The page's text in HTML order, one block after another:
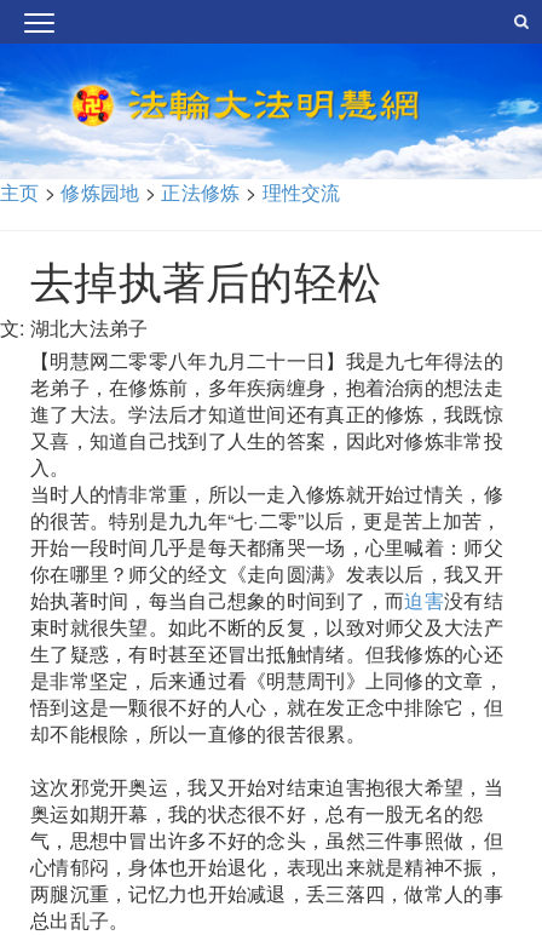
主页 >修炼园地 > 正法修炼 > 理性交流
去掉执著后的轻松
文: 湖北大法弟子
【明慧网二零零八年九月二十一日】我是九七年得法的
老弟子，在修炼前，多年疾病缠身，抱着治病的想法走
進了大法。学法后才知道世间还有真正的修炼，我既惊
又喜，知道自己找到了人生的答案，因此对修炼非常投
入。
当时人的情非常重，所以一走入修炼就开始过情关，修
的很苦。特别是九九年“七·二零”以后，更是苦上加苦，
开始一段时间几乎是每天都痛哭一场，心里喊着：师父
你在哪里？师父的经文《走向圆满》发表以后，我又开
始执著时间，每当自己想象的时间到了，而迫害没有结
束时就很失望。如此不断的反复，以致对师父及大法产
生了疑惑，有时甚至还冒出抵触情绪。但我修炼的心还
是非常坚定，后来通过看《明慧周刊》上同修的文章，
悟到这是一颗很不好的人心，就在发正念中排除它，但
却不能根除，所以一直修的很苦很累。
这次邪党开奥运，我又开始对结束迫害抱很大希望，当
奥运如期开幕，我的状态很不好，总有一股无名的怨
气，思想中冒出许多不好的念头，虽然三件事照做，但
心情郁闷，身体也开始退化，表现出来就是精神不振，
两腿沉重，记忆力也开始减退，丢三落四，做常人的事
总出乱子。